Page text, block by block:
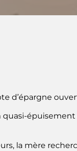
d’épargne
la mère